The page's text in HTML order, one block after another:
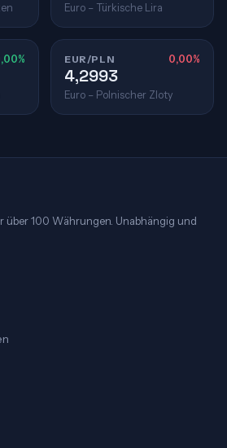
Euro – Türkische Lira
EUR/PLN 0,00%
4,2993
Euro – Polnischer Zloty
über 100 Währungen. Unabhängig und